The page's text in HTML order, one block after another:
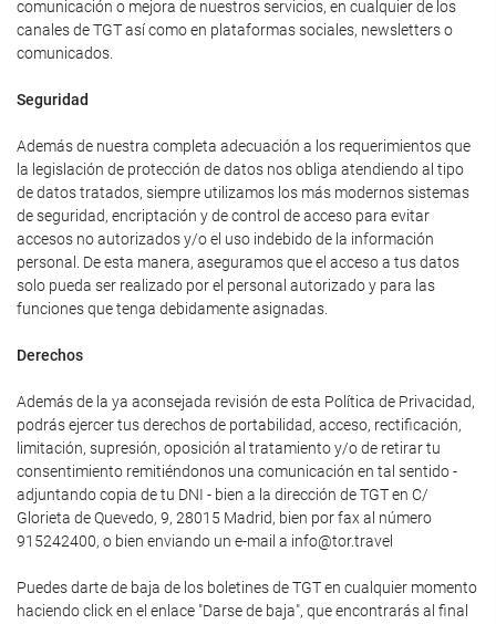
comunicación o mejora de nuestros servicios, en cualquier de los
canales de TGT así como en plataformas sociales, newsletters o
comunicados.
Seguridad
Además de nuestra completa adecuación a los requerimientos que
la legislación de protección de datos nos obliga atendiendo al tipo
de datos tratados, siempre utilizamos los más modernos sistemas
de seguridad, encriptación y de control de acceso para evitar
accesos no autorizados y/o el uso indebido de la información
personal. De esta manera, aseguramos que el acceso a tus datos
solo pueda ser realizado por el personal autorizado y para las
funciones que tenga debidamente asignadas.
Derechos
Además de la ya aconsejada revisión de esta Política de Privacidad,
podrás ejercer tus derechos de portabilidad, acceso, rectificación,
limitación, supresión, oposición al tratamiento y/o de retirar tu
consentimiento remitiéndonos una comunicación en tal sentido -
adjuntando copia de tu DNI - bien a la dirección de TGT en C/
Glorieta de Quevedo, 9, 28015 Madrid, bien por fax al número
915242400, o bien enviando un e-mail a info@tor.travel
Puedes darte de baja de los boletines de TGT en cualquier momento
haciendo click en el enlace "Darse de baja", que encontrarás al final